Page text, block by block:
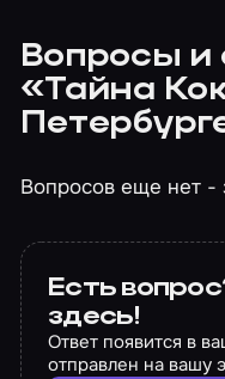
Вопросы и
«Тайна
Вопросов еще нет -
Есть
здесь!
Ответ появится в
отправлен на вашу